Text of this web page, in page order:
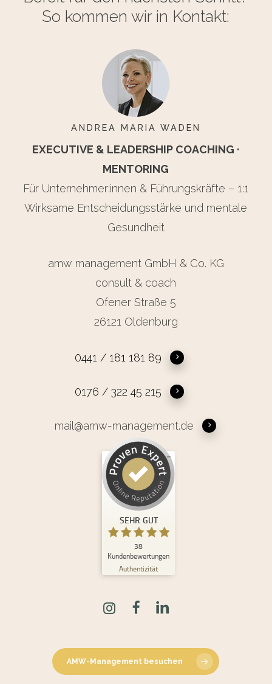
So kommen wir in Kontakt:
ANDREA MARIA WADEN
EXECUTIVE & LEADERSHIP COACHING ·
MENTORING
Für Unternehmer:innen & Führungskräfte – 1:1
Wirksame Entscheidungsstärke und mentale
Gesundheit
amw management GmbH & Co. KG
consult & coach
Ofener Straße 5
26121 Oldenburg
0441 / 181 181 89
0176 / 322 45 215
mail@amw-management.de
SEHR GUT
38
Kundenbewertungen
Authentizität
Kundenbewertungen und Erfahrungen zu
Andrea Maria Waden
Empfehlungen auf
ProvenExpert.com
SEHR GUT
30
8
AMW-Management besuchen